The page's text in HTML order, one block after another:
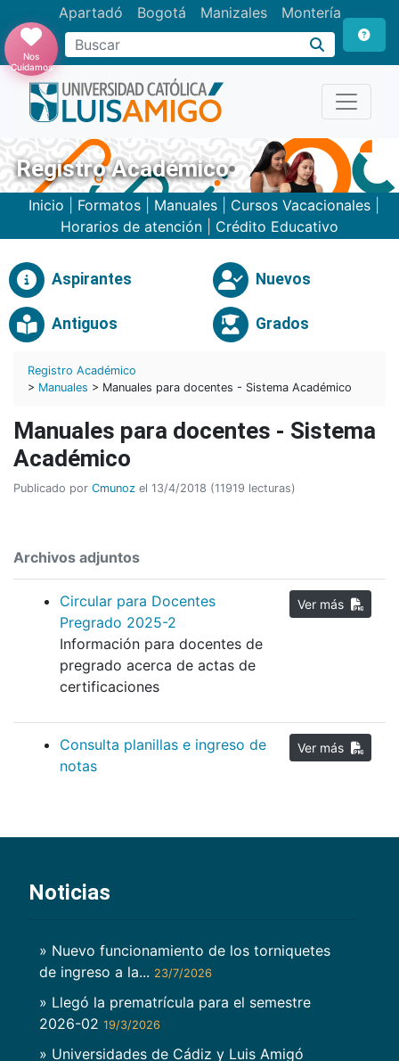
Apartadó Bogotá Manizales Montería
Buscar
Nos
Cuidamos
Registro Académico
Inicio Formatos Manuales Cursos Vacacionales
Horarios de atención
Crédito Educativo
Aspirantes Nuevos
Antiguos Grados
Registro Académico
> Manuales > Manuales para docentes - Sistema Académico
Manuales para docentes - Sistema
Académico
Publicado por Cmunoz el 13/4/2018 (11919 lecturas)
Archivos adjuntos
Circular para Docentes
Pregrado 2025-2
Información para docentes de
pregrado acerca de actas de
certificaciones
Consulta planillas e ingreso de
notas
Noticias
» Nuevo funcionamiento de los torniquetes
de ingreso a la... 23/7/2026
» Llegó la prematrícula para el semestre
2026-02 19/3/2026
» Universidades de Cádiz y Luis Amigó